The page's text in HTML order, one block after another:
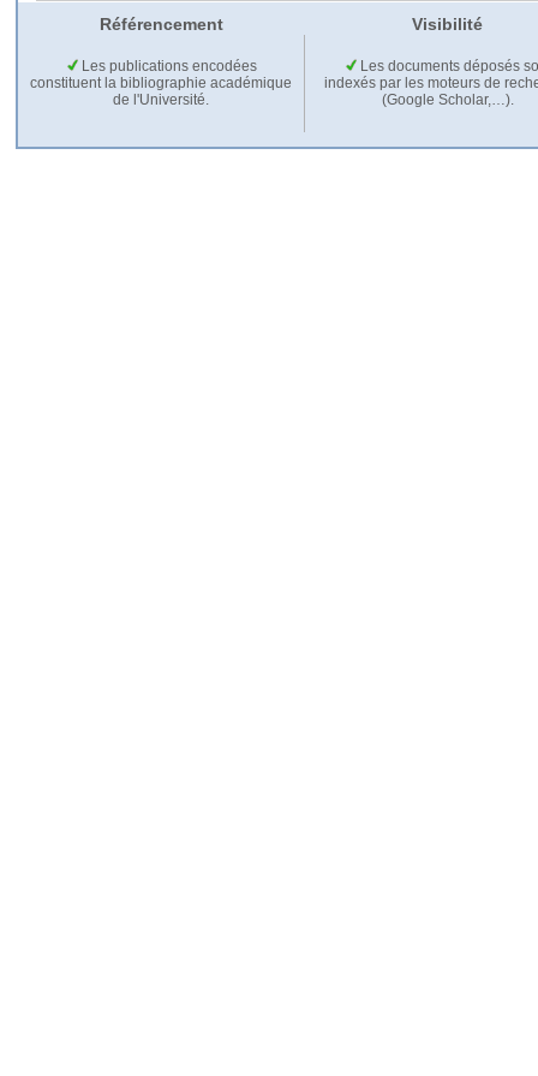
Référencement Visibilité
Les publications encodées
constituent la bibliographie académique
de l'Université.
Les documents déposés
indexés par les moteurs de
(Google Scholar,…).